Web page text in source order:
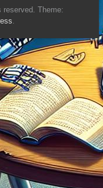
reserved. Theme:
.